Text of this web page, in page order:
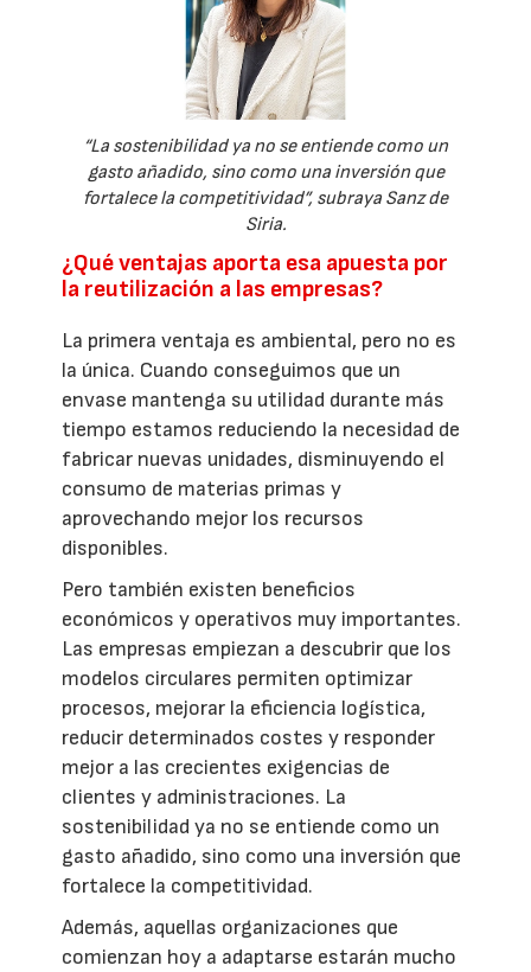
“La sostenibilidad ya no se entiende como un
gasto añadido, sino como una inversión que
fortalece la competitividad”, subraya Sanz de
Siria.
¿Qué ventajas aporta esa apuesta por
la reutilización a las empresas?
La primera ventaja es ambiental, pero no es
la única. Cuando conseguimos que un
envase mantenga su utilidad durante más
tiempo estamos reduciendo la necesidad de
fabricar nuevas unidades, disminuyendo el
consumo de materias primas y
aprovechando mejor los recursos
disponibles.
Pero también existen beneficios
económicos y operativos muy importantes.
Las empresas empiezan a descubrir que los
modelos circulares permiten optimizar
procesos, mejorar la eficiencia logística,
reducir determinados costes y responder
mejor a las crecientes exigencias de
clientes y administraciones. La
sostenibilidad ya no se entiende como un
gasto añadido, sino como una inversión que
fortalece la competitividad.
Además, aquellas organizaciones que
comienzan hoy a adaptarse estarán mucho